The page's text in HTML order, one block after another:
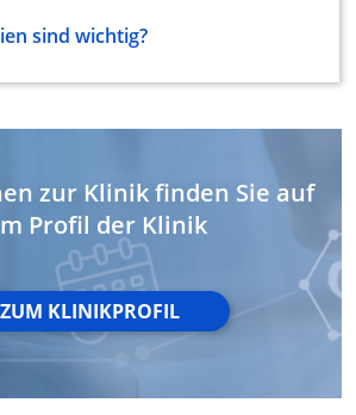
sind wichtig?
zur Klinik finden Sie auf
Profil der Klinik
ZUM KLINIKPROFIL
Daten zur Auswahl
Standortdaten
aktiv angeforderten